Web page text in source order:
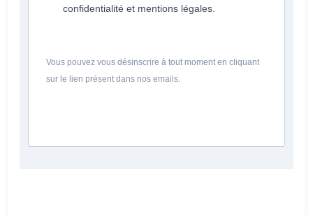
confidentialité et mentions légales.
Vous pouvez vous désinscrire à tout moment en cliquant
sur le lien présent dans nos emails.